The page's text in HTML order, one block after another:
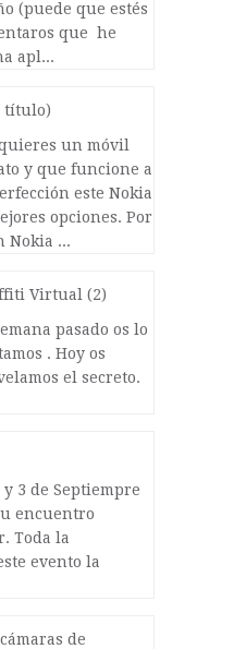
(puede que estés
que he
apl...
título)
un móvil
y que funcione a
este Nokia
opciones. Por
Nokia ...
Virtual (2)
pasado os lo
. Hoy os
el secreto.
3 de Septiempre
encuentro
Toda la
evento la
de